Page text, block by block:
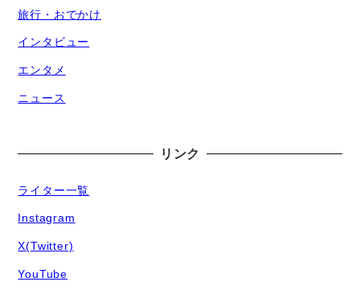
旅行・おでかけ
インタビュー
エンタメ
ニュース
リンク
ライター一覧
Instagram
X(Twitter)
YouTube